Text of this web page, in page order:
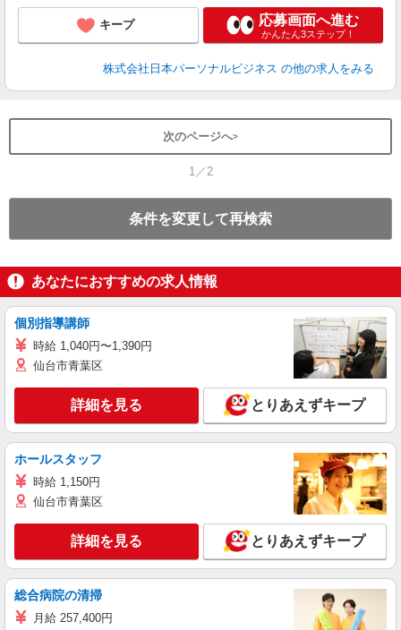
キープ 応募画面へ進む
かんたん3ステップ！
株式会社日本パーソナルビジネス の他の求人をみる
次のページへ
1／2
条件を変更して再検索
あなたにおすすめの求人情報
個別指導講師
時給 1,040円〜1,390円
仙台市青葉区
詳細を見る とりあえずキープ
ホールスタッフ
時給 1,150円
仙台市青葉区
詳細を見る とりあえずキープ
総合病院の清掃
月給 257,400円